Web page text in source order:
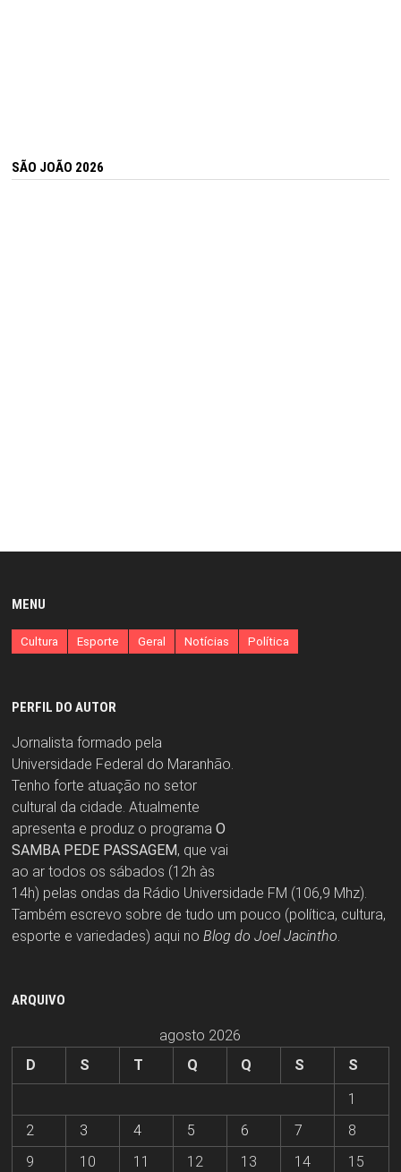
SÃO JOÃO 2026
MENU
Cultura Esporte Geral Notícias Política
PERFIL DO AUTOR
Jornalista formado pela
Universidade Federal do Maranhão.
Tenho forte atuação no setor
cultural da cidade. Atualmente
apresenta e produz o programa O
SAMBA PEDE PASSAGEM, que vai
ao ar todos os sábados (12h às
14h) pelas ondas da Rádio Universidade FM (106,9 Mhz).
Também escrevo sobre de tudo um pouco (política, cultura,
esporte e variedades) aqui no Blog do Joel Jacintho.
ARQUIVO
agosto 2026
D
S T Q Q S
S
1
2
3 4 5 6 7
8
9
10 11 12 13 14
15